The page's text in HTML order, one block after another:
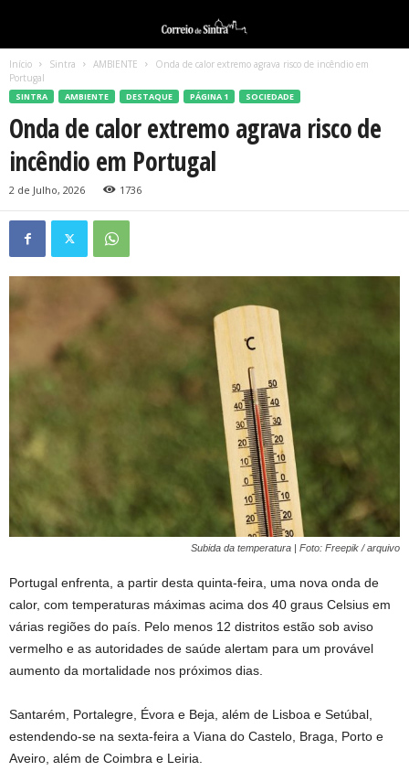
Início Sintra AMBIENTE
Onda de calor extremo agrava risco de incêndio em
Portugal
SINTRA AMBIENTE DESTAQUE PÁGINA 1 SOCIEDADE
Onda de calor extremo agrava risco de
incêndio em Portugal
2 de Julho, 2026 1736
Subida da temperatura | Foto: Freepik / arquivo
Portugal enfrenta, a partir desta quinta-feira, uma nova onda de
calor, com temperaturas máximas acima dos 40 graus Celsius em
várias regiões do país. Pelo menos 12 distritos estão sob aviso
vermelho e as autoridades de saúde alertam para um provável
aumento da mortalidade nos próximos dias.
Santarém, Portalegre, Évora e Beja, além de Lisboa e Setúbal,
estendendo-se na sexta-feira a Viana do Castelo, Braga, Porto e
Aveiro, além de Coimbra e Leiria.